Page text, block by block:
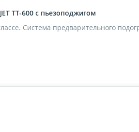
TT-600 c пьезоподжигом
Система предварительного